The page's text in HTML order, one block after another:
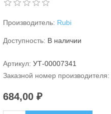
Производитель: Rubi
Доступность: В наличии
Артикул: УТ-00007341
Заказной номер производителя:
684,00 ₽